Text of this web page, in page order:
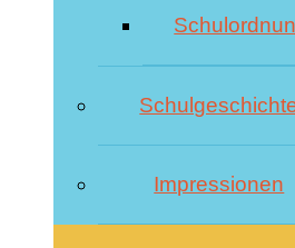
Impressionen